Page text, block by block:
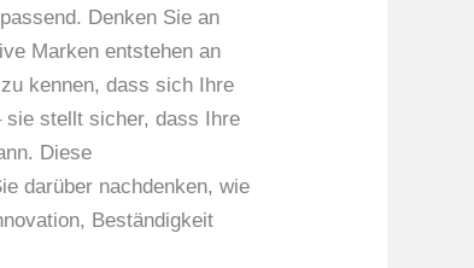
Denken Sie an
Marken entstehen an
kennen, dass sich Ihre
sie stellt sicher, dass Ihre
Diese
darüber nachdenken, wie
Beständigkeit